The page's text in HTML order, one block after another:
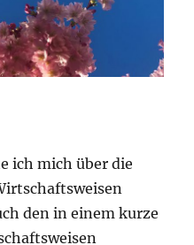
ich mich über die
den in einem kurze